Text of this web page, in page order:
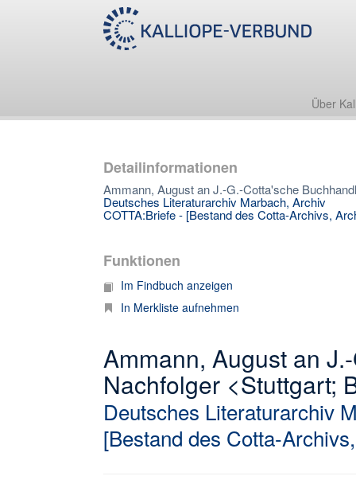
Über
Detailinformationen
Ammann, August an J.-G.-Cotta'sche
Deutsches Literaturarchiv Marbach, Archiv
COTTA:Briefe - [Bestand des Cotta-Archivs,
Funktionen
Im Findbuch anzeigen
In Merkliste aufnehmen
Ammann, August an
Nachfolger <Stuttgart;
Deutsches Literaturarchiv
[Bestand des Cotta-